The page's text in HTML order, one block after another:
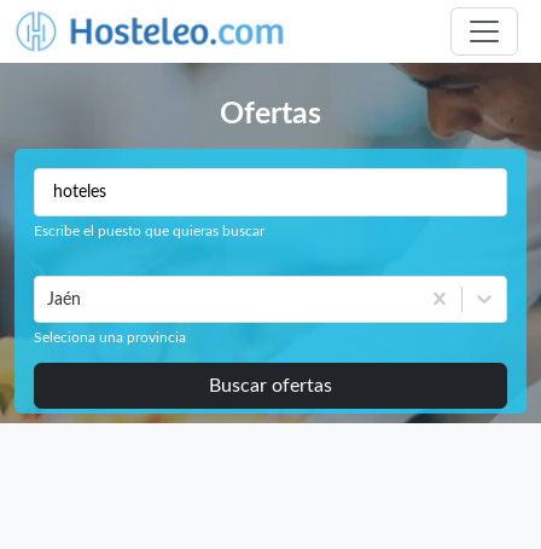
Ofertas
Escribe el puesto que quieras buscar
Jaén
Seleciona una provincia
Buscar ofertas